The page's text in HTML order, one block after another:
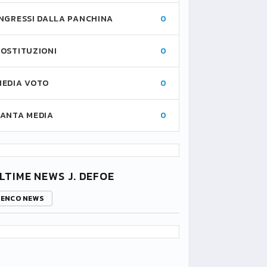
DALLA PANCHINA 0
0
VOTO 0
MEDIA 0
NEWS J. DEFOE
NEWS